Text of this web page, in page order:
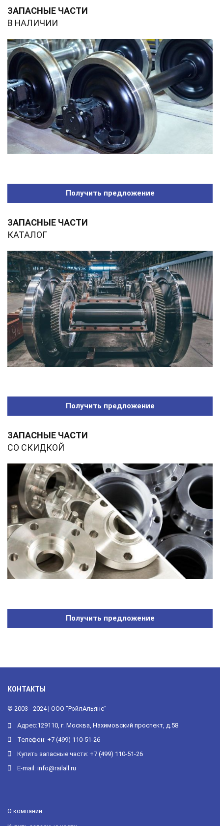
ЗАПАСНЫЕ ЧАСТИ
В НАЛИЧИИ
Получить предложение
ЗАПАСНЫЕ ЧАСТИ
КАТАЛОГ
Получить предложение
ЗАПАСНЫЕ ЧАСТИ
СО СКИДКОЙ
Получить предложение
КОНТАКТЫ
© 2003 - 2024 | ООО "РэйлАльянс"
Адрес:129110, г. Москва, Нахимовский проспект, д.58
Телефон: +7 (499) 110-51-26
Купить запасные части: +7 (499) 110-51-26
E-mail: info@railall.ru
О компании